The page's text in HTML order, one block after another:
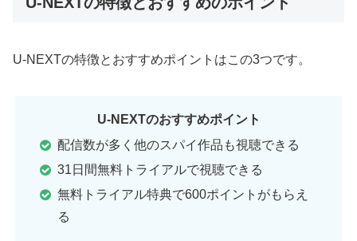
U-NEXTの特徴とおすすめポイントはこの3つです。
U-NEXTのおすすめポイント
配信数が多く他のスパイ作品も視聴できる
31日間無料トライアルで視聴できる
無料トライアル特典で600ポイントがもらえ
る